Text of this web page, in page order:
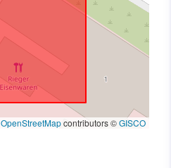
OpenStreetMapcontributors ©GISCO